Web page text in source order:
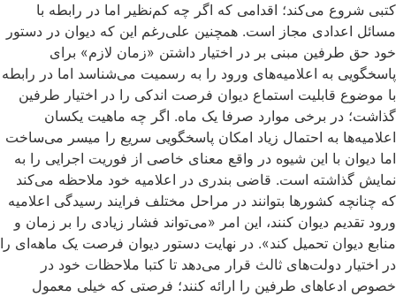
کتبی شروع می‌کند؛ اقدامی که اگر چه کم‌نظیر اما در رابطه با
مسائل اعدادی مجاز است. همچنین علی‌رغم این که دیوان در دستور
خود حق طرفین مبنی بر در اختیار داشتن «زمان لازم» برای
پاسخگویی به اعلامیه‌های ورود را به رسمیت می‌شناسد اما در رابطه
با موضوع قابلیت استماع دیوان فرصت اندکی را در اختیار طرفین
گذاشت؛ در برخی موارد صرفا یک ماه. اگر چه ماهیت یکسان
اعلامیه‌ها به احتمال زیاد امکان پاسخگویی سریع را میسر می‌ساخت
اما دیوان با این شیوه در واقع معنای خاصی از فوریت اجرایی را به
نمایش گذاشته است. قاضی بندری در اعلامیه خود ملاحظه می‌کند
که چنانچه کشورها بتوانند در مراحل مختلف فرایند رسیدگی اعلامیه
ورود تقدیم دیوان کنند، این امر «می‌تواند فشار زیادی را بر زمان و
منابع دیوان تحمیل کند». در نهایت دستور دیوان فرصت یک ماهه‌ای را
در اختیار دولت‌های ثالث قرار می‌دهد تا کتبا ملاحظات خود در
خصوص ادعاهای طرفین را ارائه کنند؛ فرصتی که خیلی معمول